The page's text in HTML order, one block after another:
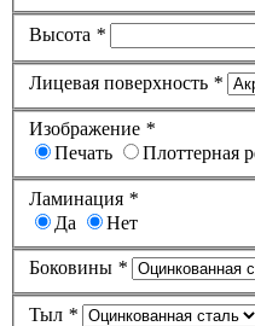
Высота *
Лицевая поверхность *
Изображение *
Печать
Плоттерная
Ламинация *
Да
Нет
Боковины *
Тыл *